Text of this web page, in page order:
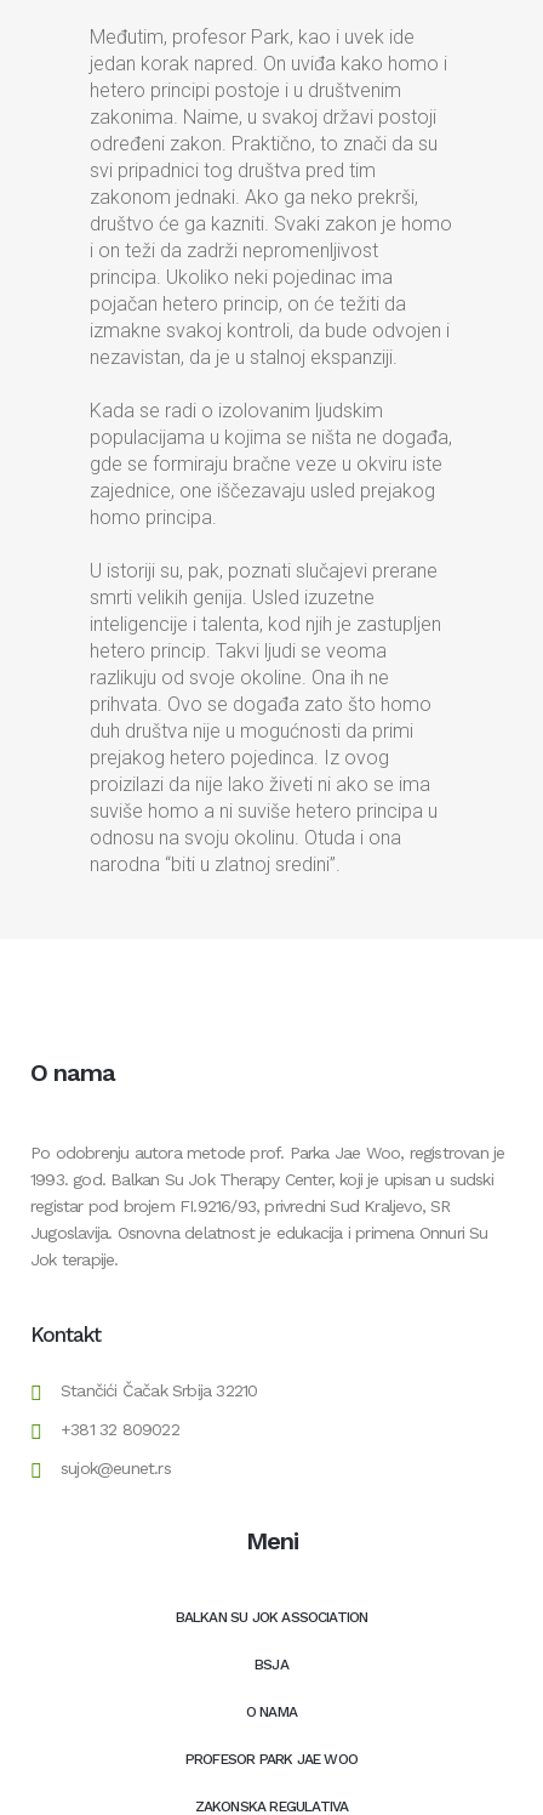
Međutim, profesor Park, kao i uvek ide
jedan korak napred. On uviđa kako homo i
hetero principi postoje i u društvenim
zakonima. Naime, u svakoj državi postoji
određeni zakon. Praktično, to znači da su
svi pripadnici tog društva pred tim
zakonom jednaki. Ako ga neko prekrši,
društvo će ga kazniti. Svaki zakon je homo
i on teži da zadrži nepromenljivost
principa. Ukoliko neki pojedinac ima
pojačan hetero princip, on će težiti da
izmakne svakoj kontroli, da bude odvojen i
nezavistan, da je u stalnoj ekspanziji.
Kada se radi o izolovanim ljudskim
populacijama u kojima se ništa ne događa,
gde se formiraju bračne veze u okviru iste
zajednice, one iščezavaju usled prejakog
homo principa.
U istoriji su, pak, poznati slučajevi prerane
smrti velikih genija. Usled izuzetne
inteligencije i talenta, kod njih je zastupljen
hetero princip. Takvi ljudi se veoma
razlikuju od svoje okoline. Ona ih ne
prihvata. Ovo se događa zato što homo
duh društva nije u mogućnosti da primi
prejakog hetero pojedinca. Iz ovog
proizilazi da nije lako živeti ni ako se ima
suviše homo a ni suviše hetero principa u
odnosu na svoju okolinu. Otuda i ona
narodna “biti u zlatnoj sredini”.
O nama
Po odobrenju autora metode prof. Parka Jae Woo, registrovan je
1993. god. Balkan Su Jok Therapy Center, koji je upisan u sudski
registar pod brojem FI.9216/93, privredni Sud Kraljevo, SR
Jugoslavija. Osnovna delatnost je edukacija i primena Onnuri Su
Jok terapije.
Kontakt
Stančići Čačak Srbija 32210
+381 32 809022
sujok@eunet.rs
Meni
BALKAN SU JOK ASSOCIATION
BSJA
O NAMA
PROFESOR PARK JAE WOO
ZAKONSKA REGULATIVA